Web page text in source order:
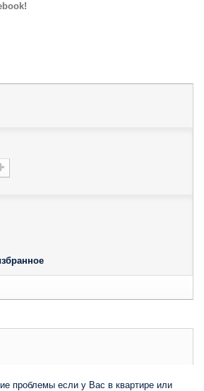
проблемы если у Вас в квартире или